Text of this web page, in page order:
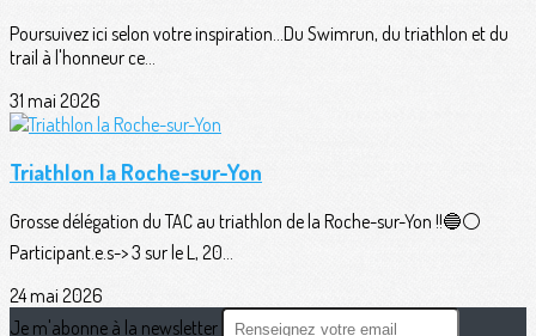
Poursuivez ici selon votre inspiration...Du Swimrun, du triathlon et du
trail à l'honneur ce...
31 mai 2026
Triathlon la Roche-sur-Yon
Grosse délégation du TAC au triathlon de la Roche-sur-Yon !!🔵⚪️
Participant.e.s-> 3 sur le L, 20...
24 mai 2026
Je m'abonne à la newsletter